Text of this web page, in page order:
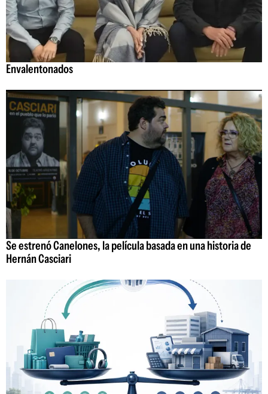
Envalentonados
Se estrenó Canelones, la película basada en una historia de
Hernán Casciari